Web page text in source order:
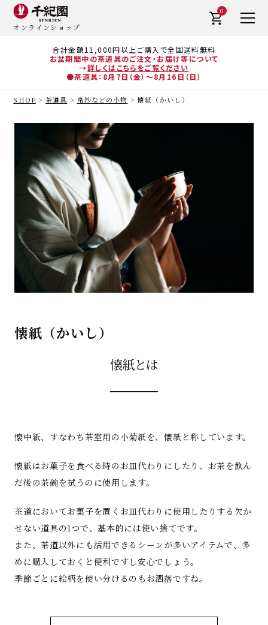
合計金額11,000円以上ご購入で全国送料無料
お盆期間中の茶道具のご注文・お届け等について
→詳しくはこちらをご覧ください
●茶道具：8月7日（金）～8月16日（日）
オンラインショップ
0
SHOP 茶道具 帛紗などの小物 懐紙（かいし）
懐紙（かいし）
懐紙とは
懐中紙、すなわち茶室用の小菊紙を、懐紙と称しています。
懐紙はお菓子を食べる時のお皿代わりにしたり、お茶を飲ん
だ後の茶碗を拭うのに使用します。
茶道においてお菓子を置くお皿代わりに使用したりする欠か
せない道具の1つで、基本的には使い捨てです。
また、茶道以外にも活用できるシーンが多いアイテムで、多
めに購入しておくと便利ですし安心でしょう。
季節ごとに絵柄を使い分けるのもお洒落ですね。